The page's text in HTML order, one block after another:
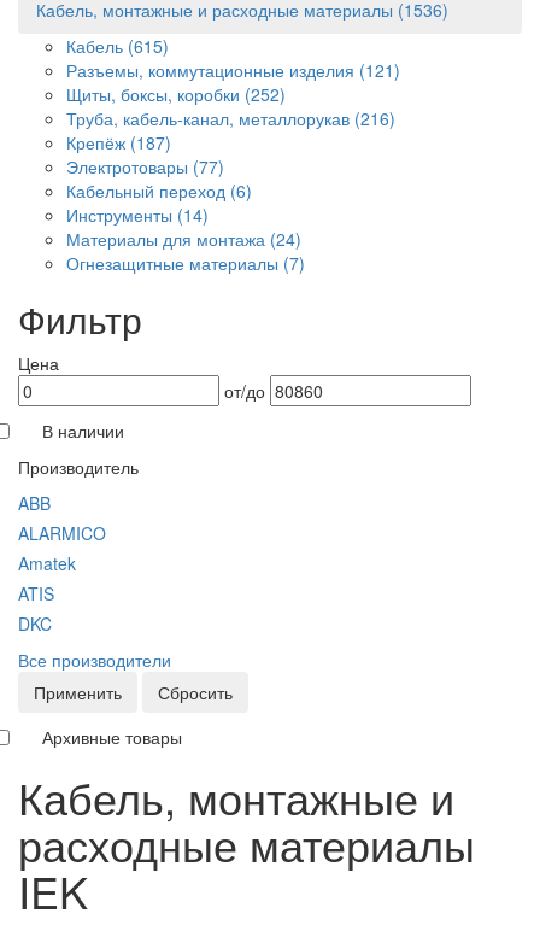
Кабель, монтажные и расходные материалы (1536)
Кабель (615)
Разъемы, коммутационные изделия (121)
Щиты, боксы, коробки (252)
Труба, кабель-канал, металлорукав (216)
Крепёж (187)
Электротовары (77)
Кабельный переход (6)
Инструменты (14)
Материалы для монтажа (24)
Огнезащитные материалы (7)
Фильтр
Цена
от/до
В наличии
Производитель
ABB
ALARMICO
Amatek
ATIS
DKC
Все производители
Применить
Сбросить
Архивные товары
Кабель, монтажные и
расходные материалы
IEK